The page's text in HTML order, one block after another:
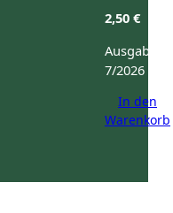
2,50 €
Ausgabe:
7/2026
In den
Warenkorb